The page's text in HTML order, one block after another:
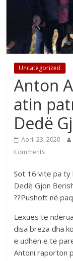
Uncategorized
Anton
atin
Dedë
April 23, 2020
Comments
Sot 16 vite pa ty
Dedë Gjon
??Pushoft në
Lexues të
disa breza dha
e udhën e të
Antoni raporton